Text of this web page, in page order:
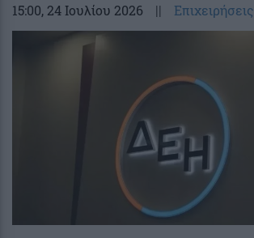
15:00, 24 Ιουλίου 2026 || Επιχειρήσεις